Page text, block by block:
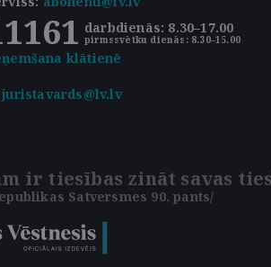
darbdienās: 8.30–17.00
pirmssvētku dienās: 8.30–15.00
klātienē
juristavards@lv.lv
ir tiesības zināt savas
Satversmes 90. pants/